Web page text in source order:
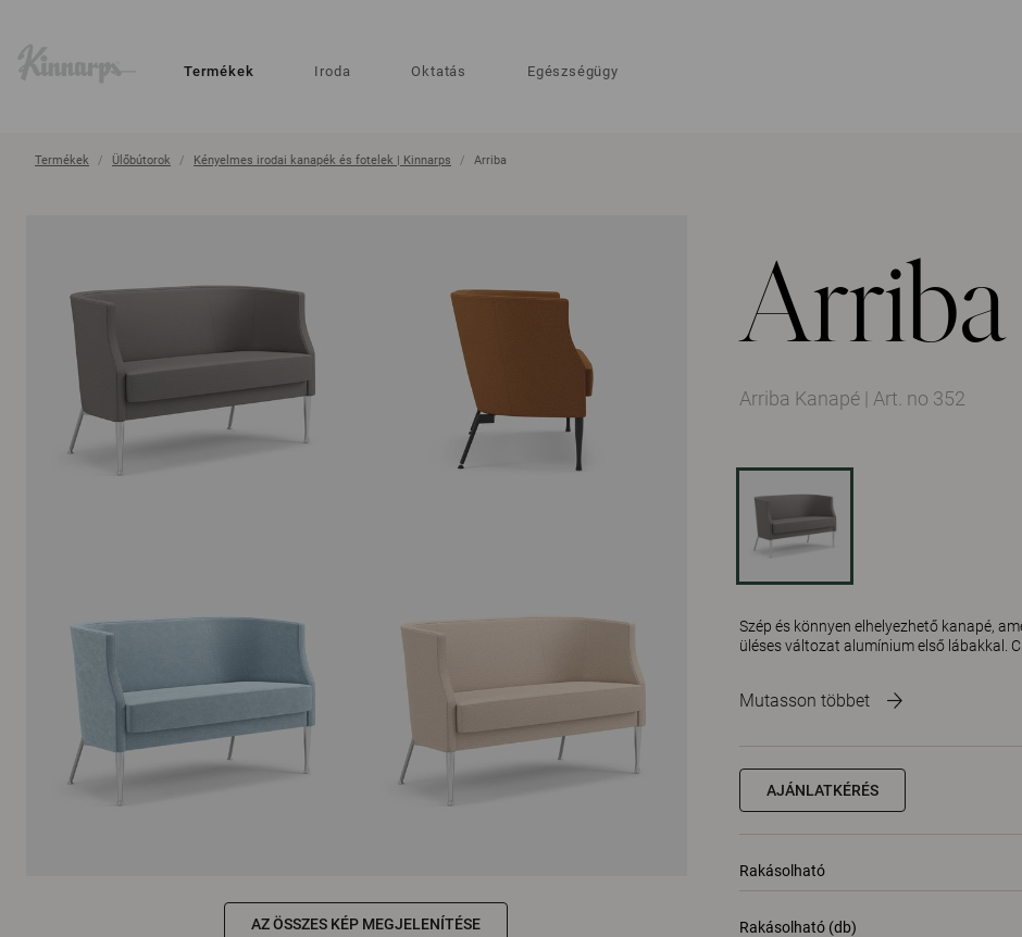
Termékek Iroda Oktatás Egészségügy
Termékek Ülőbútorok Kényelmes irodai kanapék és fotelek | Kinnarps Arriba
Arriba
Arriba Kanapé | Art. no 352
Szép és könnyen elhelyezhető kanapé,
üléses változat alumínium első lábakkal.
Mutasson többet
AJÁNLATKÉRÉS
Rakásolható
Rakásolható (db)
AZ ÖSSZES KÉP MEGJELENÍTÉSE